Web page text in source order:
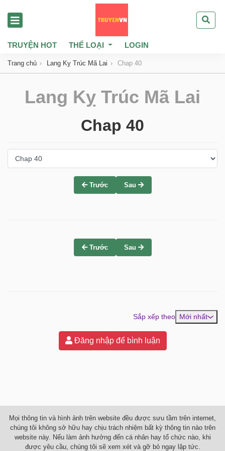
TRUYỆN HOT THỂ LOẠI LOGIN
Trang chủ Lang Kỵ Trúc Mã Lai Chap 40
Lang Kỵ Trúc Mã Lai
Chap 40
Trước Sau
Trước Sau
Sắp xếp theo Mới nhất
Đăng nhập để bình luận
Mọi thông tin và hình ảnh trên website đều được sưu tầm trên internet,
chúng tôi không sở hữu hay chịu trách nhiệm bất kỳ thông tin nào trên
website này. Nếu làm ảnh hưởng đến cá nhân hay tổ chức nào, khi
được yêu cầu, chúng tôi sẽ xem xét và gỡ bỏ ngay lập tức.